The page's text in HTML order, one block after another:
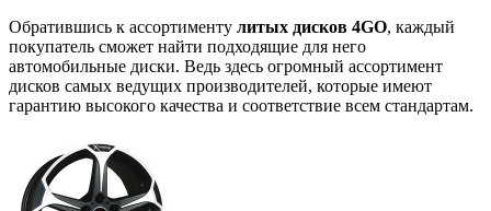
Обратившись к ассортименту литых дисков 4GO, каждый
покупатель сможет найти подходящие для него
автомобильные диски. Ведь здесь огромный ассортимент
дисков самых ведущих производителей, которые имеют
гарантию высокого качества и соответствие всем стандартам.